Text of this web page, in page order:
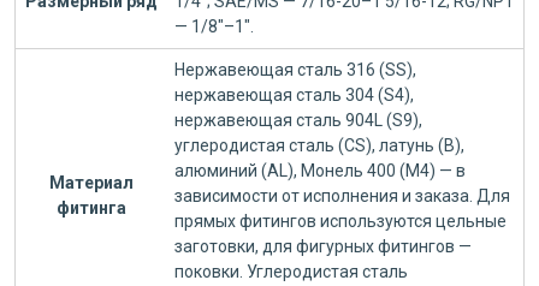
— 1/8"–1".
Материал
фитинга
Нержавеющая сталь 316 (SS),
нержавеющая сталь 304 (S4),
нержавеющая сталь 904L (S9),
углеродистая сталь (CS), латунь (B),
алюминий (AL), Монель 400 (M4) — в
зависимости от исполнения и заказа. Для
прямых фитингов используются цельные
заготовки, для фигурных фитингов —
поковки. Углеродистая сталь